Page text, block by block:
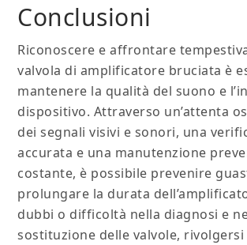
Conclusioni
Riconoscere e affrontare
valvola di amplificatore bruciata è
mantenere la qualità del suono e
dispositivo. Attraverso un’attenta
dei segnali visivi e sonori, una
accurata e una manutenzione
costante, è possibile prevenire
prolungare la durata
dubbi o difficoltà nella diagnosi e
sostituzione delle valvole, rivolgersi